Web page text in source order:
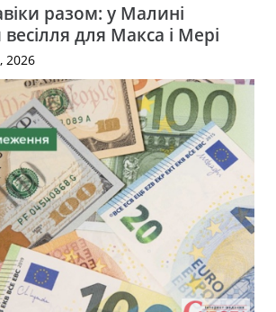
разом: у Малині
для Макса і Мері
2026